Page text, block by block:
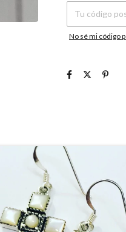
No sé mi código